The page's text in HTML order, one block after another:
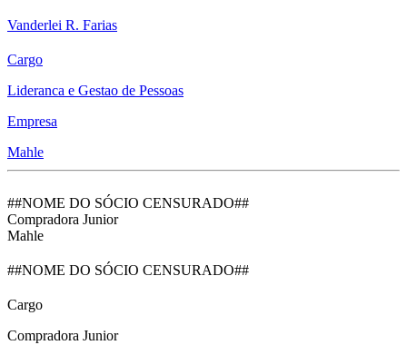
Vanderlei R. Farias
Cargo
Lideranca e Gestao de Pessoas
Empresa
Mahle
##NOME DO SÓCIO CENSURADO##
Compradora Junior
Mahle
##NOME DO SÓCIO CENSURADO##
Cargo
Compradora Junior